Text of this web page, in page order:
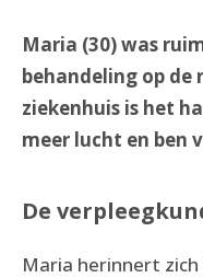
Maria (30) was
behandeling op de
ziekenhuis is het
meer lucht en ben
De
Maria herinnert